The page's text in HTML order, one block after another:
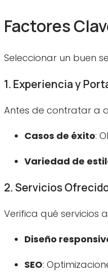
Factores
Seleccionar un buen
1. Experiencia y
Antes de contratar a
Casos de éxito:
Variedad de
2. Servicios
Verifica qué servicios
Diseño
SEO: